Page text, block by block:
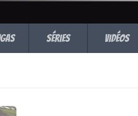
Séries Vidéos